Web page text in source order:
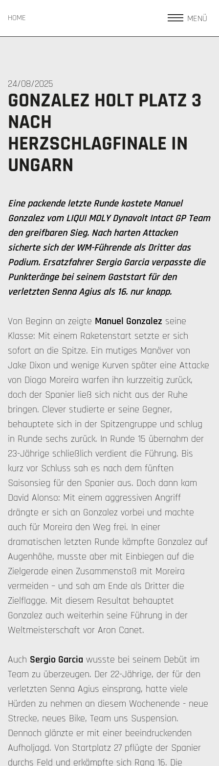
HOME MENÜ
24/08/2025
GONZALEZ HOLT PLATZ 3
NACH
HERZSCHLAGFINALE IN
UNGARN
Eine packende letzte Runde kostete Manuel
Gonzalez vom LIQUI MOLY Dynavolt Intact GP Team
den greifbaren Sieg. Nach harten Attacken
sicherte sich der WM-Führende als Dritter das
Podium. Ersatzfahrer Sergio Garcia verpasste die
Punkteränge bei seinem Gaststart für den
verletzten Senna Agius als 16. nur knapp.
Von Beginn an zeigte Manuel Gonzalez seine
Klasse: Mit einem Raketenstart setzte er sich
sofort an die Spitze. Ein mutiges Manöver von
Jake Dixon und wenige Kurven später eine Attacke
von Diogo Moreira warfen ihn kurzzeitig zurück,
doch der Spanier ließ sich nicht aus der Ruhe
bringen. Clever studierte er seine Gegner,
behauptete sich in der Spitzengruppe und schlug
in Runde sechs zurück. In Runde 15 übernahm der
23-Jährige schließlich verdient die Führung. Bis
kurz vor Schluss sah es nach dem fünften
Saisonsieg für den Spanier aus. Doch dann kam
David Alonso: Mit einem aggressiven Angriff
drängte er sich an Gonzalez vorbei und machte
auch für Moreira den Weg frei. In einer
dramatischen letzten Runde kämpfte Gonzalez auf
Augenhöhe, musste aber mit Einbiegen auf die
Zielgerade einen Zusammenstoß mit Moreira
vermeiden – und sah am Ende als Dritter die
Zielflagge. Mit diesem Resultat behauptet
Gonzalez auch weiterhin seine Führung in der
Weltmeisterschaft vor Aron Canet.
Auch Sergio Garcia wusste bei seinem Debüt im
Team zu überzeugen. Der 22-Jährige, der für den
verletzten Senna Agius einsprang, hatte viele
Hürden zu nehmen an diesem Wochenende - neue
Strecke, neues Bike, Team uns Suspension.
Dennoch glänzte er mit einer beeindruckenden
Aufholjagd. Von Startplatz 27 pflügte der Spanier
durchs Feld und erkämpfte sich Rang 16. Die